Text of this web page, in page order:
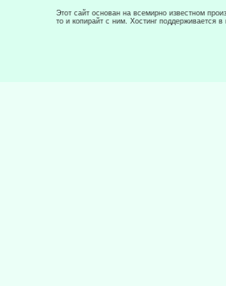
Этот сайт основан на всемирно известном
то и копирайт с ним. Хостинг поддерживается